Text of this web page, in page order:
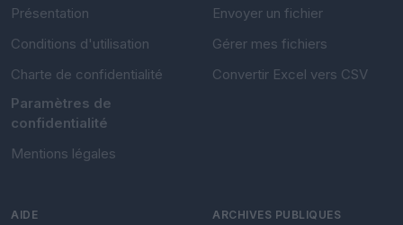
Présentation
Conditions d'utilisation
Charte de confidentialité
Paramètres de
confidentialité
Mentions légales
Envoyer un fichier
Gérer mes fichiers
Convertir Excel vers CSV
AIDE ARCHIVES PUBLIQUES